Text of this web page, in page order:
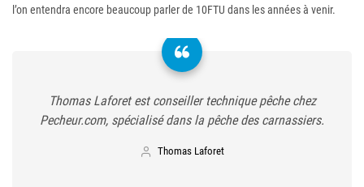
l’on entendra encore beaucoup parler de 10FTU dans les années à venir.
Thomas Laforet est conseiller technique pêche chez
Pecheur.com, spécialisé dans la pêche des carnassiers.
Thomas Laforet